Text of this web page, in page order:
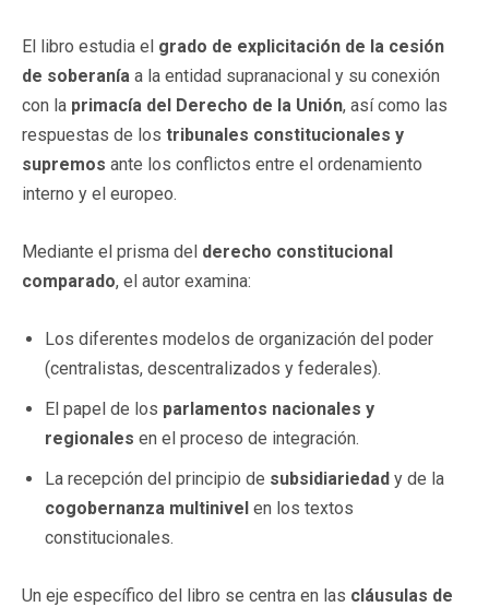
El libro estudia el grado de explicitación de la cesión
de soberanía a la entidad supranacional y su conexión
con la primacía del Derecho de la Unión, así como las
respuestas de los tribunales constitucionales y
supremos ante los conflictos entre el ordenamiento
interno y el europeo.
Mediante el prisma del derecho constitucional
comparado, el autor examina:
Los diferentes modelos de organización del poder
(centralistas, descentralizados y federales).
El papel de los parlamentos nacionales y
regionales en el proceso de integración.
La recepción del principio de subsidiariedad y de la
cogobernanza multinivel en los textos
constitucionales.
Un eje específico del libro se centra en las cláusulas de